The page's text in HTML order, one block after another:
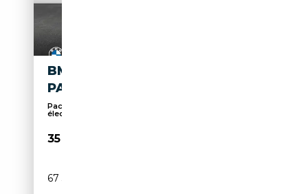
BMW X2 M M35I, RFK, SHZ,
PANORAMADACH
Pack Sport, Affichage tête haute, Sièges
électriqu...
35 670€
67 318 km